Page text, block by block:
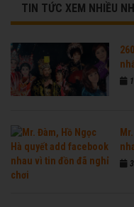
TIN TỨC XEM NHIỀU